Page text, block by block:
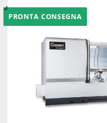
PRONTA CONSEGNA